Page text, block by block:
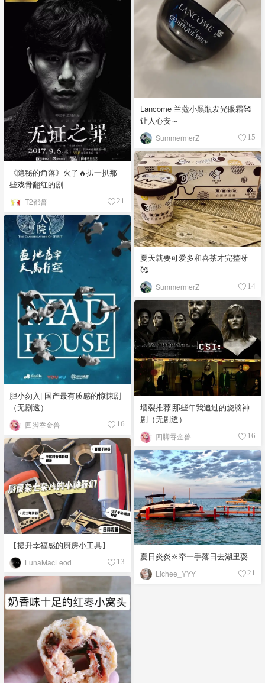
Lancome 兰蔻小黑瓶发光眼霜🥰
让人心安～
SummermerZ 15
《隐秘的角落》火了🔥扒一扒那
些戏骨翻红的剧
T2都督 21
夏天就要可爱多和喜茶才完整呀
🥰
SummermerZ 14
胆小勿入| 国产最有质感的惊悚剧
（无剧透）
四脚吞金兽 16
墙裂推荐|那些年我追过的烧脑神
剧（无剧透）
四脚吞金兽 16
【提升幸福感的厨房小工具】
LunaMacLeod 13 夏日炎炎🔆牵一手落日去湖里耍
Lichee_YYY 21